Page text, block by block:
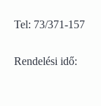
Tel: 73/371-157
Rendelési idő: